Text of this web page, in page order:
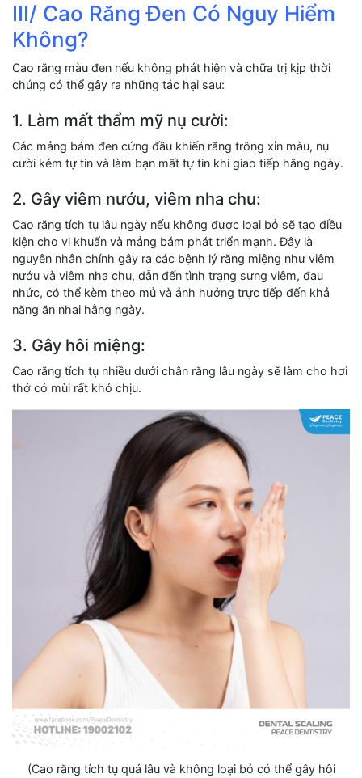
III/ Cao Răng Đen Có Nguy Hiểm
Không?
Cao răng màu đen nếu không phát hiện và chữa trị kịp thời
chúng có thể gây ra những tác hại sau:
1. Làm mất thẩm mỹ nụ cười:
Các mảng bám đen cứng đầu khiến răng trông xỉn màu, nụ
cười kém tự tin và làm bạn mất tự tin khi giao tiếp hằng ngày.
2. Gây viêm nướu, viêm nha chu:
Cao răng tích tụ lâu ngày nếu không được loại bỏ sẽ tạo điều
kiện cho vi khuẩn và mảng bám phát triển mạnh. Đây là
nguyên nhân chính gây ra các bệnh lý răng miệng như viêm
nướu và viêm nha chu, dẫn đến tình trạng sưng viêm, đau
nhức, có thể kèm theo mủ và ảnh hưởng trực tiếp đến khả
năng ăn nhai hằng ngày.
3. Gây hôi miệng:
Cao răng tích tụ nhiều dưới chân răng lâu ngày sẽ làm cho hơi
thở có mùi rất khó chịu.
(Cao răng tích tụ quá lâu và không loại bỏ có thể gây hôi